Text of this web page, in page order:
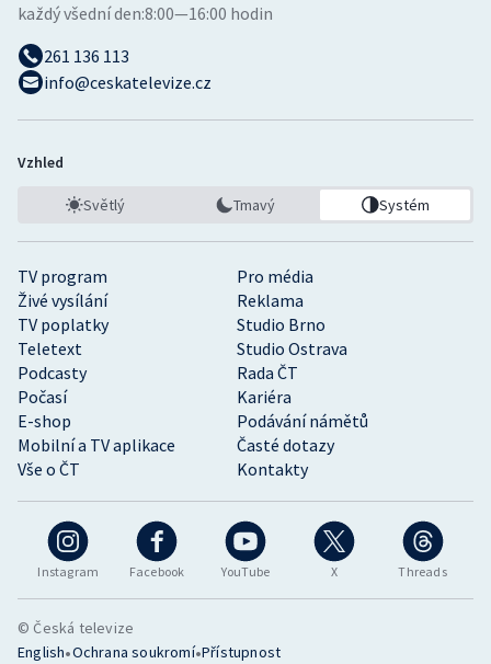
Instagram Facebook YouTube X Threads
TV program
Pro média
Živé vysílání
Reklama
TV poplatky
Studio Brno
Teletext
Studio Ostrava
Podcasty
Rada ČT
Počasí
Kariéra
E-shop
Podávání námětů
Mobilní a TV aplikace
Časté dotazy
Vše o ČT
Kontakty
každý všední den:8:00—16:00 hodin
261 136 113
info@ceskatelevize.cz
Vzhled
Světlý Tmavý Systém
© Česká televize
English•Ochrana soukromí•Přístupnost